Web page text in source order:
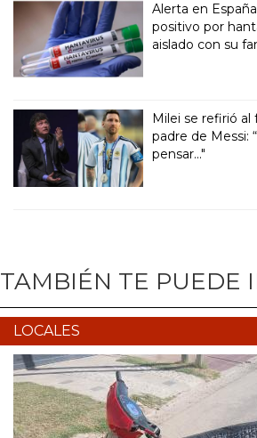
Alerta en
positivo por
aislado con su
Milei se refirió
padre de Messi:
pensar..."
TAMBIÉN TE PUEDE
LOCALES